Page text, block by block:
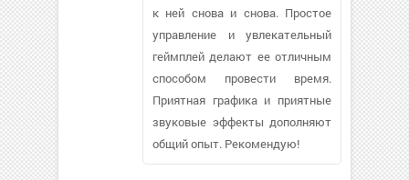
к ней снова и снова. Простое
управление и увлекательный
геймплей делают ее отличным
способом провести время.
Приятная графика и приятные
звуковые эффекты дополняют
общий опыт. Рекомендую!